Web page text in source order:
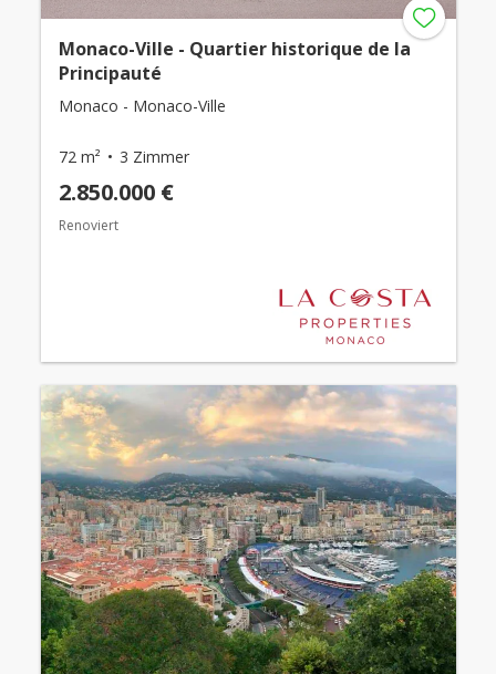
Monaco-Ville - Quartier historique de la
Principauté
Monaco - Monaco-Ville
72 m² 3 Zimmer
2.850.000 €
Renoviert